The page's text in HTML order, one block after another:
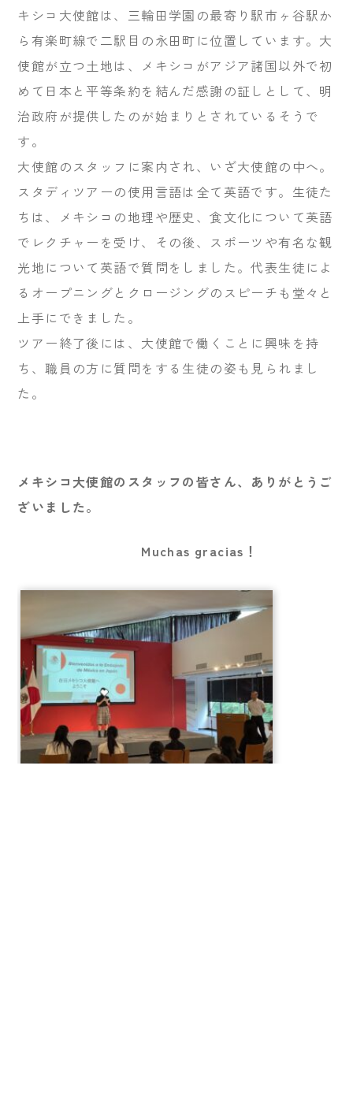
キシコ大使館は、三輪田学園の最寄り駅市ヶ谷駅か
ら有楽町線で二駅目の永田町に位置しています。大
使館が立つ土地は、メキシコがアジア諸国以外で初
めて日本と平等条約を結んだ感謝の証しとして、明
治政府が提供したのが始まりとされているそうで
す。
大使館のスタッフに案内され、いざ大使館の中へ。
スタディツアーの使用言語は全て英語です。生徒た
ちは、メキシコの地理や歴史、食文化について英語
でレクチャーを受け、その後、スポーツや有名な観
光地について英語で質問をしました。代表生徒によ
るオープニングとクロージングのスピーチも堂々と
上手にできました。
ツアー終了後には、大使館で働くことに興味を持
ち、職員の方に質問をする生徒の姿も見られまし
た。
メキシコ大使館のスタッフの皆さん、ありがとうご
ざいました。
Muchas gracias ！